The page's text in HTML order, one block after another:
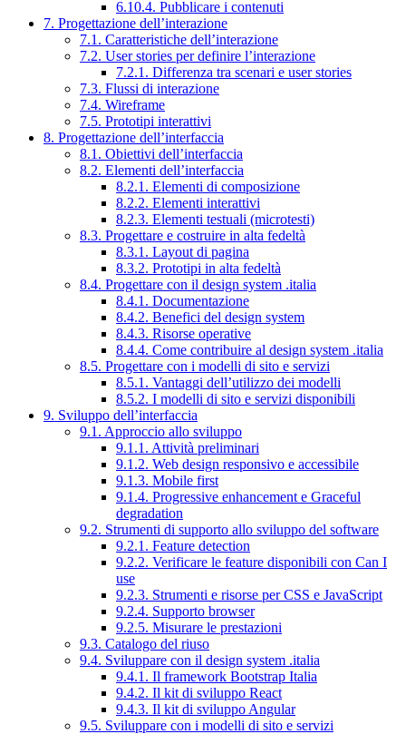
6.10.4. Pubblicare i contenuti
7. Progettazione dell’interazione
7.1. Caratteristiche dell’interazione
7.2. User stories per definire l’interazione
7.2.1. Differenza tra scenari e user stories
7.3. Flussi di interazione
7.4. Wireframe
7.5. Prototipi interattivi
8. Progettazione dell’interfaccia
8.1. Obiettivi dell’interfaccia
8.2. Elementi dell’interfaccia
8.2.1. Elementi di composizione
8.2.2. Elementi interattivi
8.2.3. Elementi testuali (microtesti)
8.3. Progettare e costruire in alta fedeltà
8.3.1. Layout di pagina
8.3.2. Prototipi in alta fedeltà
8.4. Progettare con il design system .italia
8.4.1. Documentazione
8.4.2. Benefici del design system
8.4.3. Risorse operative
8.4.4. Come contribuire al design system .italia
8.5. Progettare con i modelli di sito e servizi
8.5.1. Vantaggi dell’utilizzo dei modelli
8.5.2. I modelli di sito e servizi disponibili
9. Sviluppo dell’interfaccia
9.1. Approccio allo sviluppo
9.1.1. Attività preliminari
9.1.2. Web design responsivo e accessibile
9.1.3. Mobile first
9.1.4. Progressive enhancement e Graceful
degradation
9.2. Strumenti di supporto allo sviluppo del software
9.2.1. Feature detection
9.2.2. Verificare le feature disponibili con Can I
use
9.2.3. Strumenti e risorse per CSS e JavaScript
9.2.4. Supporto browser
9.2.5. Misurare le prestazioni
9.3. Catalogo del riuso
9.4. Sviluppare con il design system .italia
9.4.1. Il framework Bootstrap Italia
9.4.2. Il kit di sviluppo React
9.4.3. Il kit di sviluppo Angular
9.5. Sviluppare con i modelli di sito e servizi